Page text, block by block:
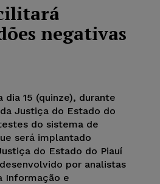
negativas
15 (quinze), durante
Justiça do Estado do
do sistema de
será implantado
do Estado do Piauí
por analistas
Informação e